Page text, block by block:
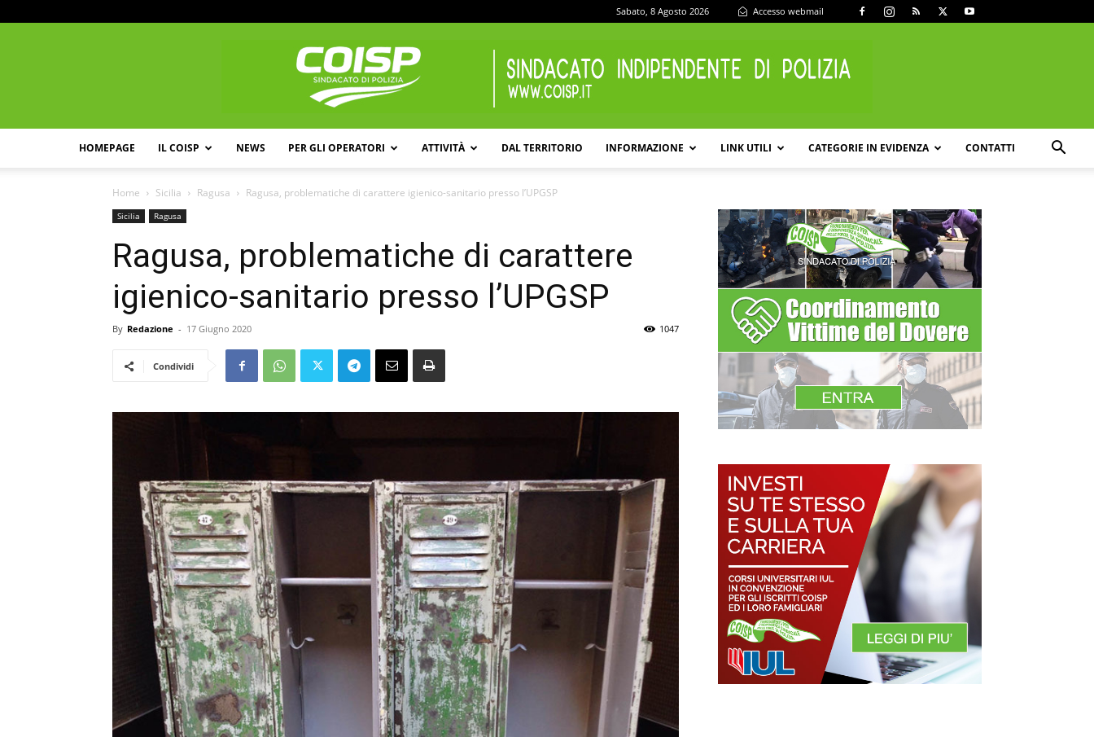
Sabato, 8 Agosto 2026 Accesso webmail
HOMEPAGE IL COISP NEWS PER GLI OPERATORI ATTIVITÀ DAL TERRITORIO INFORMAZIONE LINK UTILI CATEGORIE IN EVIDENZA CONTATTI
Home Sicilia Ragusa Ragusa, problematiche di carattere igienico-sanitario presso l’UPGSP
Sicilia Ragusa
Ragusa, problematiche di carattere
igienico-sanitario presso l’UPGSP
By Redazione - 17 Giugno 2020 1047
Condividi